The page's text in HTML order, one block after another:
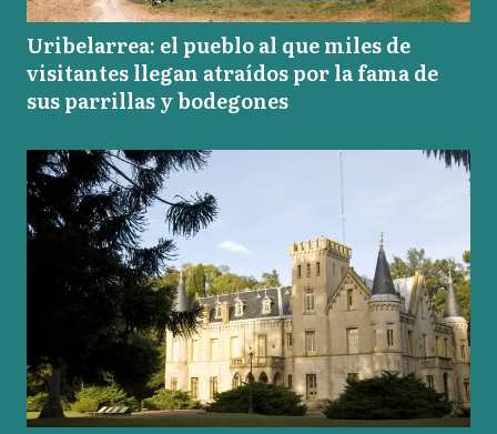
Uribelarrea: el pueblo al que miles de
visitantes llegan atraídos por la fama de
sus parrillas y bodegones